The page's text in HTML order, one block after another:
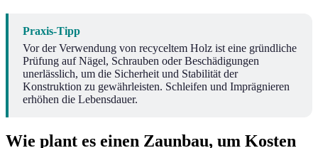
Praxis-Tipp
Vor der Verwendung von recyceltem Holz ist eine gründliche
Prüfung auf Nägel, Schrauben oder Beschädigungen
unerlässlich, um die Sicherheit und Stabilität der
Konstruktion zu gewährleisten. Schleifen und Imprägnieren
erhöhen die Lebensdauer.
Wie plant es einen Zaunbau, um Kosten